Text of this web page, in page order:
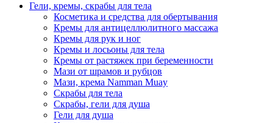
Гели, кремы, скрабы для тела
Косметика и средства для обертывания
Кремы для антицеллюлитного массажа
Кремы для рук и ног
Кремы и лосьоны для тела
Кремы от растяжек при беременности
Мази от шрамов и рубцов
Мази, крема Namman Muay
Скрабы для тела
Скрабы, гели для душа
Гели для душа